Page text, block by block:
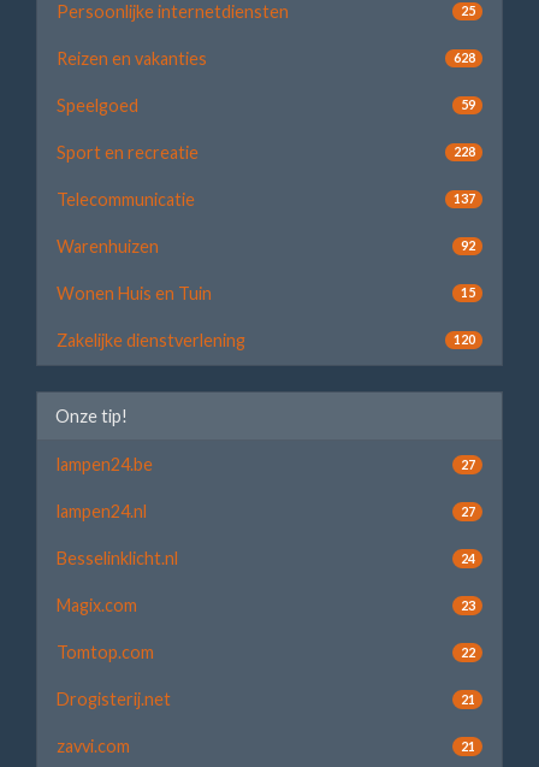
Persoonlijke internetdiensten 25
Reizen en vakanties 628
Speelgoed 59
Sport en recreatie 228
Telecommunicatie 137
Warenhuizen 92
Wonen Huis en Tuin 15
Zakelijke dienstverlening 120
Onze tip!
lampen24.be 27
lampen24.nl 27
Besselinklicht.nl 24
Magix.com 23
Tomtop.com 22
Drogisterij.net 21
zavvi.com 21